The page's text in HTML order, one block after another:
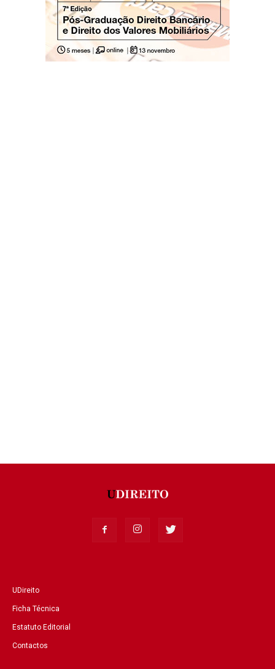
UDireito
Ficha Técnica
Estatuto Editorial
Contactos